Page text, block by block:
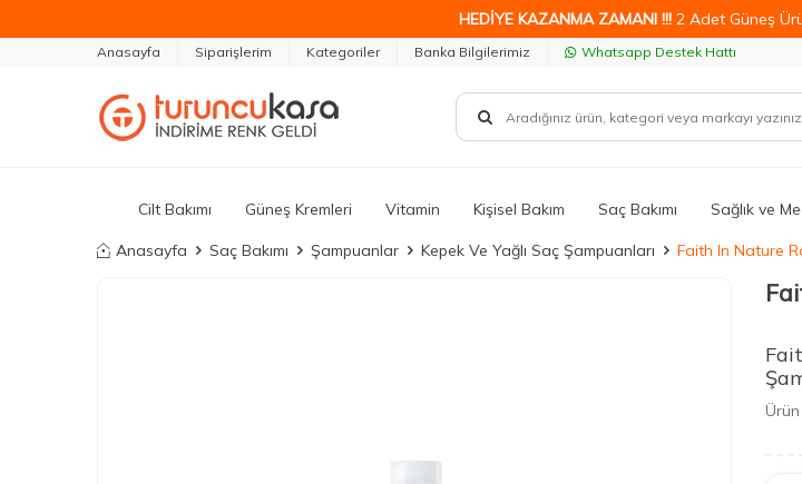
HEDİYE KAZANMA ZAMANI !!! 2 Adet Güneş
Anasayfa Siparişlerim Kategoriler Banka Bilgilerimiz Whatsapp Destek Hattı
Cilt Bakımı Güneş Kremleri Vitamin Kişisel Bakım Saç Bakımı Sağlık ve
Anasayfa Saç Bakımı Şampuanlar Kepek Ve Yağlı Saç Şampuanları Faith In Nature